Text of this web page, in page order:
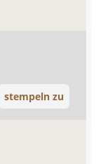
stempeln zu